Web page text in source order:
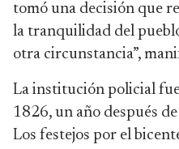
tomó una decisión que
la tranquilidad del
otra circunstancia”,
La institución policial
1826, un año después
Los festejos por el